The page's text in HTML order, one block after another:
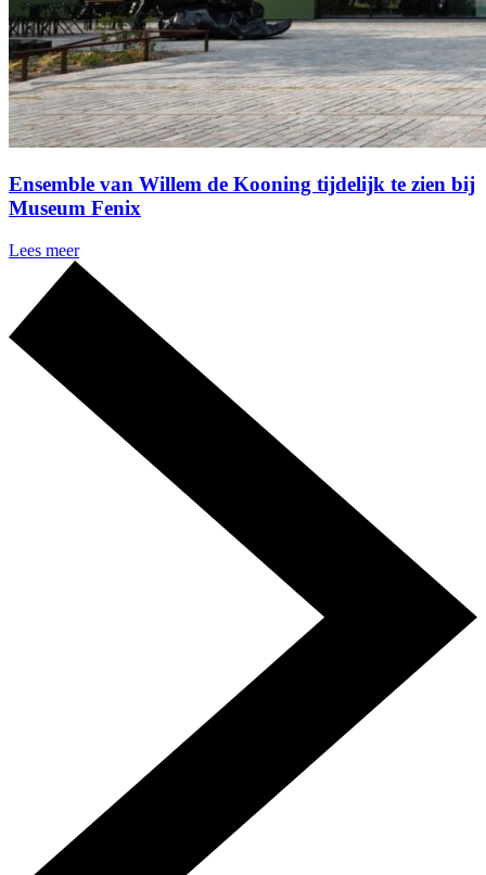
Ensemble van Willem de Kooning tijdelijk te zien bij
Museum Fenix
Lees meer